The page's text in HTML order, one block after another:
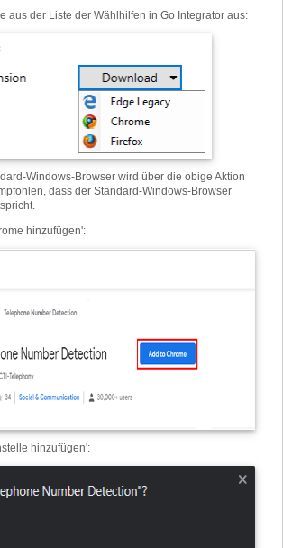
aus der Liste der Wählhilfen in Go Integrator aus:
Windows-Browser wird über die obige Aktion
dass der Standard-Windows-Browser
hinzufügen':
hinzufügen':